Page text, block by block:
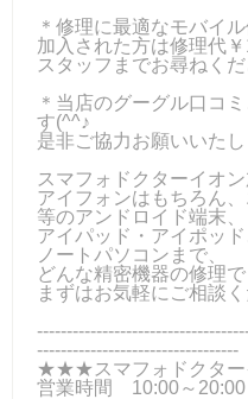
＊修理に最適なモバイ
加入された方は修理代
スタッフまでお尋ねくだ
＊当店のグーグル口コ
す(^^♪
是非ご協力お願いいた
スマフォドクターイオ
アイフォンはもちろん
等のアンドロイド端末、
アイパッド・アイポッ
ノートパソコンまで、
どんな精密機器の修理
まずはお気軽にご相談
----------------------------------
★★★スマフォドクタ
営業時間 10:00～